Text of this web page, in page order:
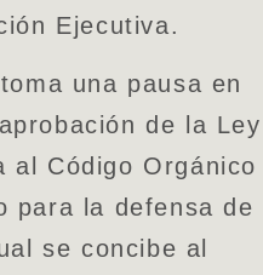
Ejecutiva.
una pausa en
de la Ley
al Código Orgánico
para la defensa de
se concibe al